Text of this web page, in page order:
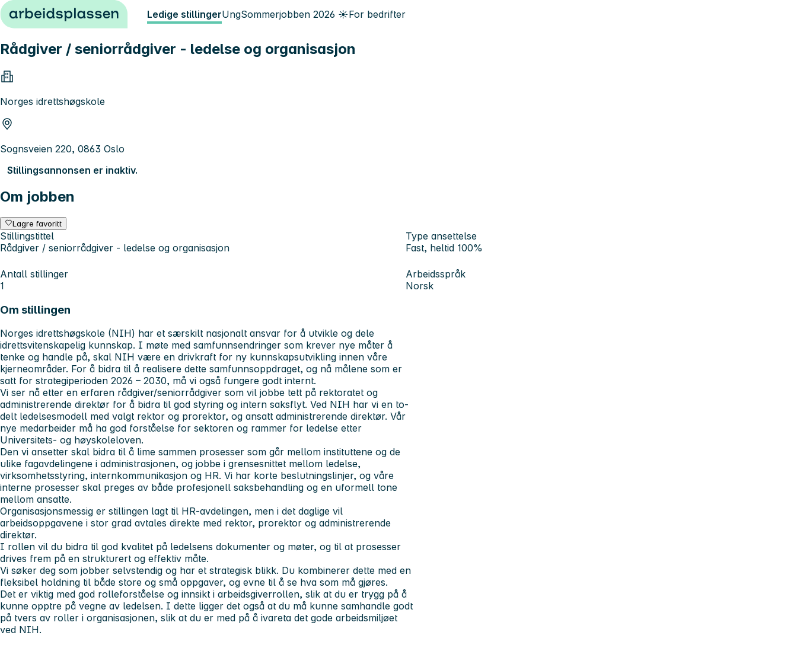
Hopp til innhold Ledige stillingerUngSommerjobben 2026 ☀️For bedrifter
Rådgiver / seniorrådgiver - ledelse og organisasjon
Norges idrettshøgskole
Sognsveien 220, 0863 Oslo
Stillingsannonsen er inaktiv.
Om jobben
Lagre favoritt
Stillingstittel
Rådgiver / seniorrådgiver - ledelse og organisasjon
Type ansettelse
Fast, heltid 100%
Antall stillinger
1
Arbeidsspråk
Norsk
Om stillingen
Norges idrettshøgskole (NIH) har et særskilt nasjonalt ansvar for å utvikle og dele
idrettsvitenskapelig kunnskap. I møte med samfunnsendringer som krever nye måter å
tenke og handle på, skal NIH være en drivkraft for ny kunnskapsutvikling innen våre
kjerneområder. For å bidra til å realisere dette samfunnsoppdraget, og nå målene som er
satt for strategiperioden 2026 – 2030, må vi også fungere godt internt.
Vi ser nå etter en erfaren rådgiver/seniorrådgiver som vil jobbe tett på rektoratet og
administrerende direktør for å bidra til god styring og intern saksflyt. Ved NIH har vi en to-
delt ledelsesmodell med valgt rektor og prorektor, og ansatt administrerende direktør. Vår
nye medarbeider må ha god forståelse for sektoren og rammer for ledelse etter
Universitets- og høyskoleloven.
Den vi ansetter skal bidra til å lime sammen prosesser som går mellom instituttene og de
ulike fagavdelingene i administrasjonen, og jobbe i grensesnittet mellom ledelse,
virksomhetsstyring, internkommunikasjon og HR. Vi har korte beslutningslinjer, og våre
interne prosesser skal preges av både profesjonell saksbehandling og en uformell tone
mellom ansatte.
Organisasjonsmessig er stillingen lagt til HR-avdelingen, men i det daglige vil
arbeidsoppgavene i stor grad avtales direkte med rektor, prorektor og administrerende
direktør.
I rollen vil du bidra til god kvalitet på ledelsens dokumenter og møter, og til at prosesser
drives frem på en strukturert og effektiv måte.
Vi søker deg som jobber selvstendig og har et strategisk blikk. Du kombinerer dette med en
fleksibel holdning til både store og små oppgaver, og evne til å se hva som må gjøres.
Det er viktig med god rolleforståelse og innsikt i arbeidsgiverrollen, slik at du er trygg på å
kunne opptre på vegne av ledelsen. I dette ligger det også at du må kunne samhandle godt
på tvers av roller i organisasjonen, slik at du er med på å ivareta det gode arbeidsmiljøet
ved NIH.